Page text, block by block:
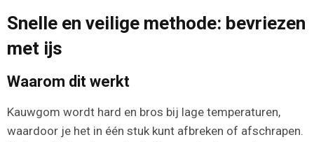
Snelle en veilige methode: bevriezen
met ijs
Waarom dit werkt
Kauwgom wordt hard en bros bij lage temperaturen,
waardoor je het in één stuk kunt afbreken of afschrapen.